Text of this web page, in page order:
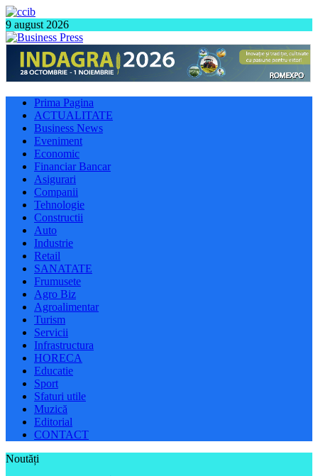
9 august 2026
Prima Pagina
ACTUALITATE
Business News
Eveniment
Economic
Financiar Bancar
Asigurari
Companii
Tehnologie
Constructii
Auto
Industrie
Retail
SANATATE
Frumusete
Agro Biz
Agroalimentar
Turism
Servicii
Infrastructura
HORECA
Educatie
Sport
Sfaturi utile
Muzică
Editorial
CONTACT
Noutăți